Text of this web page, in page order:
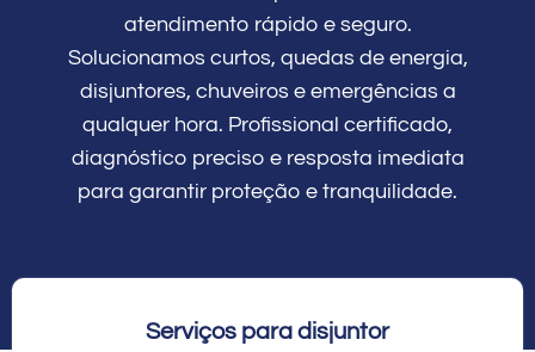
atendimento rápido e seguro.
Solucionamos curtos, quedas de energia,
disjuntores, chuveiros e emergências a
qualquer hora. Profissional certificado,
diagnóstico preciso e resposta imediata
para garantir proteção e tranquilidade.
Serviços para disjuntor